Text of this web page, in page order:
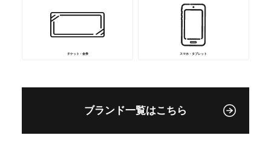
チケット・金券 スマホ・タブレット
ブランド一覧はこちら